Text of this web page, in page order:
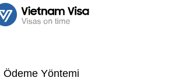
Ödeme Yöntemi